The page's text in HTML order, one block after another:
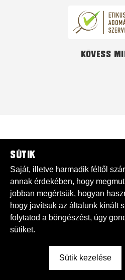
Kövess
Sütik
Saját, illetve harmadik féltől
annak érdekében, hogy
jobban megértsük, hogyan
hogy javítsuk az általunk kínált
folytatod a böngészést, úgy
sütiket.
Sütik kezelése